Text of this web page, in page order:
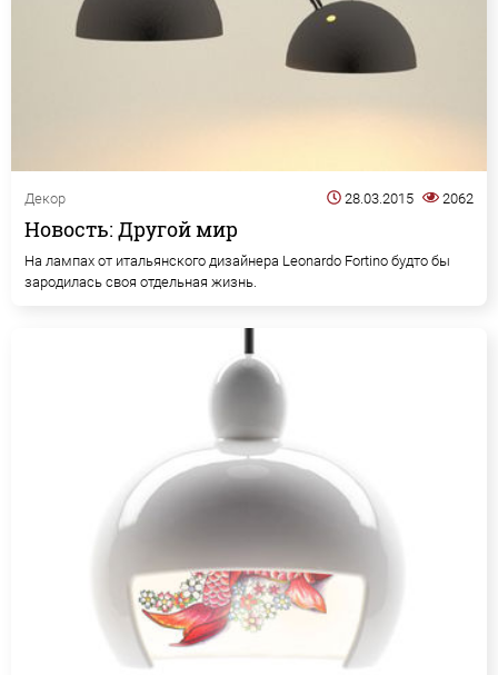
Декор 28.03.2015 2062
Новость: Другой мир
На лампах от итальянского дизайнера Lеonardo Fortinо будто бы
зародилась своя отдельная жизнь.